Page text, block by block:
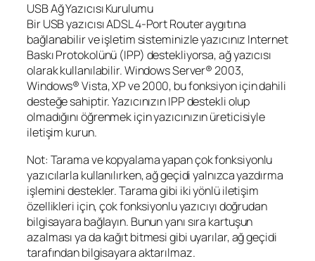
USB Ağ Yazıcısı Kurulumu
Bir USB yazıcısı ADSL 4-Port Router aygıtına
bağlanabilir ve işletim sisteminizle yazıcınız Internet
Baskı Protokolünü (IPP) destekliyorsa, ağ yazıcısı
olarak kullanılabilir. Windows Server® 2003,
Windows® Vista, XP ve 2000, bu fonksiyon için dahili
desteğe sahiptir. Yazıcınızın IPP destekli olup
olmadığını öğrenmek için yazıcınızın üreticisiyle
iletişim kurun.
Not: Tarama ve kopyalama yapan çok fonksiyonlu
yazıcılarla kullanılırken, ağ geçidi yalnızca yazdırma
işlemini destekler. Tarama gibi iki yönlü iletişim
özellikleri için, çok fonksiyonlu yazıcıyı doğrudan
bilgisayara bağlayın. Bunun yanı sıra kartuşun
azalması ya da kağıt bitmesi gibi uyarılar, ağ geçidi
tarafından bilgisayara aktarılmaz.